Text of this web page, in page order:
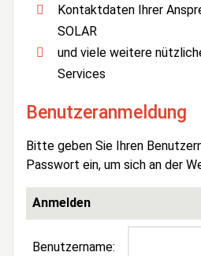
Kontaktdaten Ihrer
SOLAR
und viele weitere
Services
Benutzeranmeldung
Bitte geben Sie Ihren
Passwort ein, um sich an der
Anmelden
Benutzername: